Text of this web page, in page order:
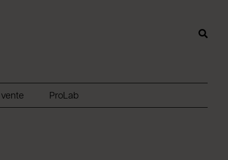
ProLab